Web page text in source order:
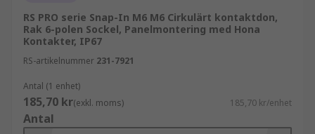
RS PRO serie Snap-In M6 M6 Cirkulärt kontaktdon,
Rak 6-polen Sockel, Panelmontering med Hona
Kontakter, IP67
RS-artikelnummer 231-7921
Antal (1 enhet)
185,70 kr(exkl. moms) 185,70 kr/enhet
Antal